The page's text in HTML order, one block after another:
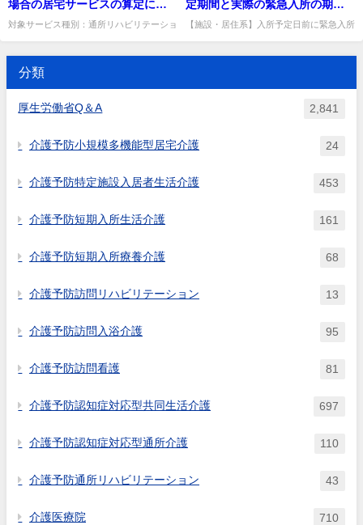
テーションサービス契約書及び
付属書類 ⑨短期入所生活介護サ
ービス契約書及び付属書類 ⑩短
及び付属書類 ⑪認知症対応型共
同生活介護サービス契約書及び
介護サービス契約書及び付属書
書及び付属書類 ⑭介護福祉施設
介護保健施設サービス契約書及
設サービス契約書及び付属書類
扱うのか。
か。
通所リハビリテーションの利用
ビリテーションの算定基準を満
たすのか。 ※令和3年度介護報酬
和3年3月23日）問34で修正。
場合の居宅サービスの算定につ
いて
対象サービス種別：通所リハビリテーショ
療養介護,福祉用具貸...
定期間と実際の緊急入所の期間
が重なっている場合であって
も、本来の入所予定日前に緊急
【施設・居住系】入所予定日前に緊急入所
分類
厚生労働省Q＆A 2,841
介護予防小規模多機能型居宅介護 24
介護予防特定施設入居者生活介護 453
介護予防短期入所生活介護 161
介護予防短期入所療養介護 68
介護予防訪問リハビリテーション 13
介護予防訪問入浴介護 95
介護予防訪問看護 81
介護予防認知症対応型共同生活介護 697
介護予防認知症対応型通所介護 110
介護予防通所リハビリテーション 43
介護医療院 710